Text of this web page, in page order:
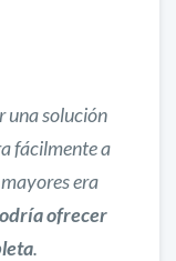
una solución
fácilmente a
era
ofrecer
.